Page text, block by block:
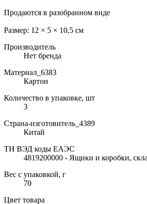
Продаются в разобранном виде
Размер: 12 × 5 × 10,5 см
Производитель
Нет бренда
Материал_6383
Картон
Количество в упаковке, шт
3
Страна-изготовитель_4389
Китай
ТН ВЭД коды ЕАЭС
4819200000 - Ящики и коробки,
Вес с упаковкой, г
70
Цвет товара